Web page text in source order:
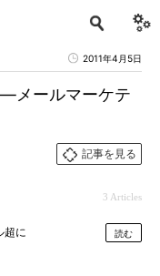
2011年4月5日
メールマーケテ
記事を見る
3 Articles
超に 読む